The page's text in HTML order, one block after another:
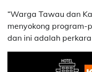
“Warga Tawau dan
menyokong program-
dan ini adalah